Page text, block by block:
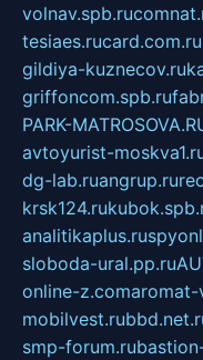
volnav.spb.ru
tesiaes.rucard.com.ru
gildiya-kuznecov.ru
griffoncom.spb.ru
PARK-
avtoyurist-
dg-lab.ruangrup.ru
krsk124.ru
analitikaplus.ru
sloboda-ural.pp.ru
online-z.comaromat-
mobilvest.ru
smp-forum.ru